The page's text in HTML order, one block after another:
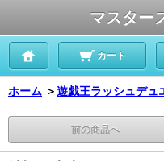
マスター
カート
ホーム ＞遊戯王ラッシュデュ
前の商品へ